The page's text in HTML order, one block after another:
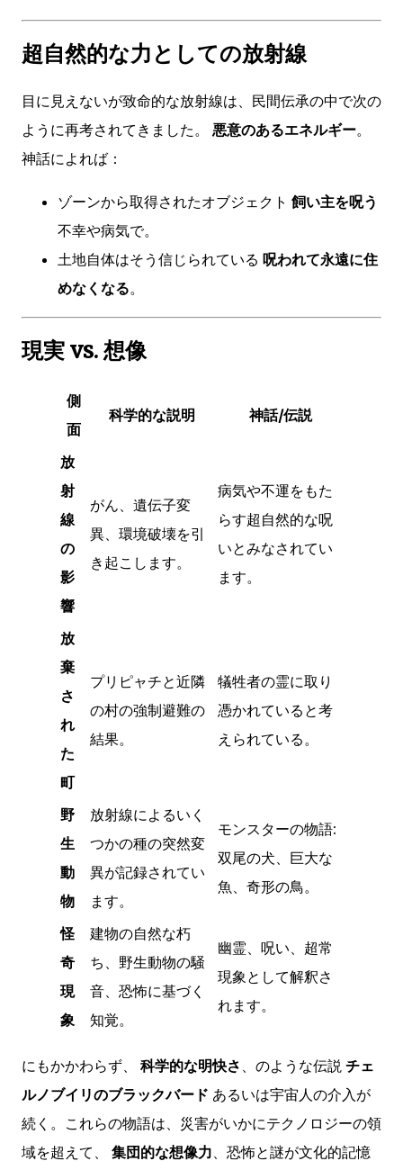
超自然的な力としての放射線
目に見えないが致命的な放射線は、民間伝承の中で次の
ように再考されてきました。 悪意のあるエネルギー。
神話によれば：
ゾーンから取得されたオブジェクト 飼い主を呪う
不幸や病気で。
土地自体はそう信じられている 呪われて永遠に住
めなくなる。
現実 vs. 想像
側
面
科学的な説明 神話/伝説
放
射
線
の
影
響
がん、遺伝子変
異、環境破壊を引
き起こします。
病気や不運をもた
らす超自然的な呪
いとみなされてい
ます。
放
棄
さ
れ
た
町
プリピャチと近隣
の村の強制避難の
結果。
犠牲者の霊に取り
憑かれていると考
えられている。
野
生
動
物
放射線によるいく
つかの種の突然変
異が記録されてい
ます。
モンスターの物語:
双尾の犬、巨大な
魚、奇形の鳥。
怪
奇
現
象
建物の自然な朽
ち、野生動物の騒
音、恐怖に基づく
知覚。
幽霊、呪い、超常
現象として解釈さ
れます。
にもかかわらず、 科学的な明快さ 、のような伝説 チェ
ルノブイリのブラックバード あるいは宇宙人の介入が
続く。これらの物語は、災害がいかにテクノロジーの領
域を超えて、 集団的な想像力 、恐怖と謎が文化的記憶